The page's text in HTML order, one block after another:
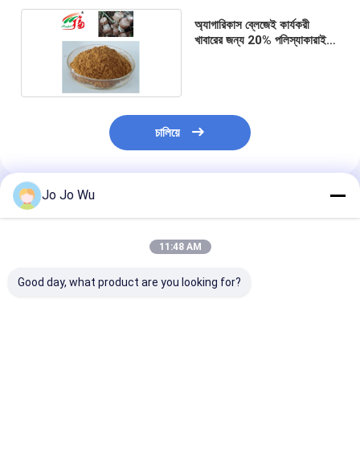
অ্যাগারিকাস ব্লেজেই কার্যকরী
খাবারের জন্য 20% পলিস্যাকারাইড
চালিয়ে
প্রস্তাবিত পণ্য
Jo Jo Wu
11:48 AM
Good day, what product are you looking for?